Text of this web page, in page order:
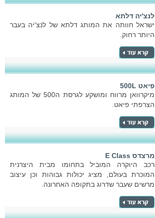
לנצ'יה דלתא
ישראל חוותה את המותג דלתא של לנצ'יה בעבר
היותר רחוק.
פיאט 500L
מיקרוואן מרווח ומושקע לגרסת ה500 של המותג
הצרפתי פיאט.
מרצדס E Class
רכב היוקרה המוביל בתחומו מבית היצרנית
המוכרת בעולם, מציג יכולות גבוהות וכן עיצוב
מרשים שעבר שדרוג בתקופה האחרונה.